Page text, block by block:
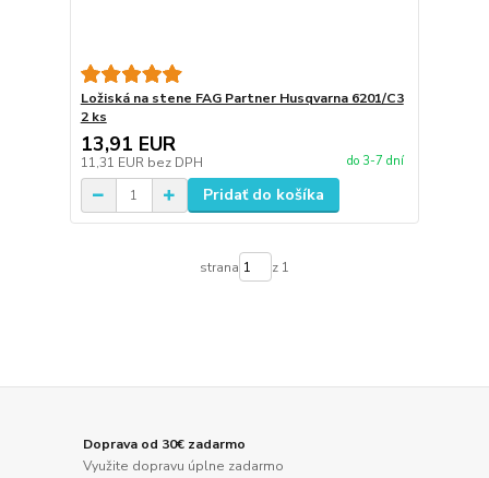
Ložiská na stene FAG Partner Husqvarna 6201/C3
2 ks
13,91 EUR
11,31 EUR bez DPH do 3-7 dní
Pridať do košíka
strana z 1
Doprava od 30€ zadarmo
Využite dopravu úplne zadarmo